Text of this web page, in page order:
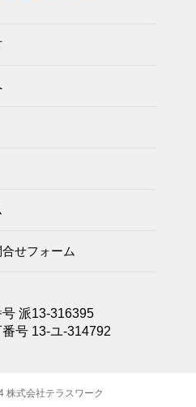
せフォーム
派13-316395
号 13-ユ-314792
株式会社テラスワーク